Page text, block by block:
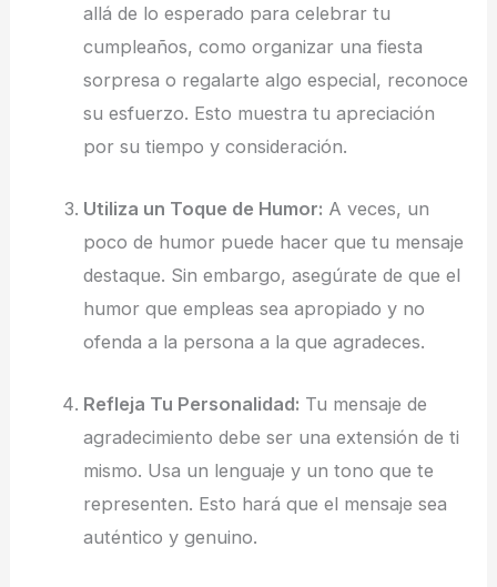
allá de lo esperado para celebrar tu
cumpleaños, como organizar una fiesta
sorpresa o regalarte algo especial, reconoce
su esfuerzo. Esto muestra tu apreciación
por su tiempo y consideración.
Utiliza un Toque de Humor: A veces, un
poco de humor puede hacer que tu mensaje
destaque. Sin embargo, asegúrate de que el
humor que empleas sea apropiado y no
ofenda a la persona a la que agradeces.
Refleja Tu Personalidad: Tu mensaje de
agradecimiento debe ser una extensión de ti
mismo. Usa un lenguaje y un tono que te
representen. Esto hará que el mensaje sea
auténtico y genuino.